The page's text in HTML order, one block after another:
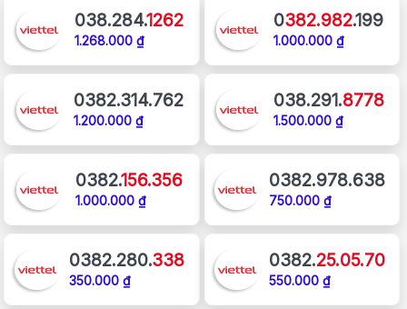
038.284.1262
1.268.000 ₫
0382.982.199
1.000.000 ₫
0382.314.762
1.200.000 ₫
038.291.8778
1.500.000 ₫
0382.156.356
1.000.000 ₫
0382.978.638
750.000 ₫
0382.280.338
350.000 ₫
0382.25.05.70
550.000 ₫